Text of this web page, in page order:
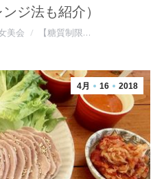
ジ法も紹介）
美会 【糖質制限…
4月 16 2018